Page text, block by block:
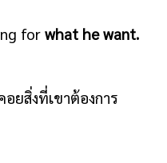
for what he want.
ยสิ่งที่เขาต้องการ